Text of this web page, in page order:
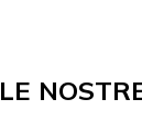
LE